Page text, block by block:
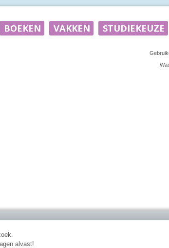
alvast!